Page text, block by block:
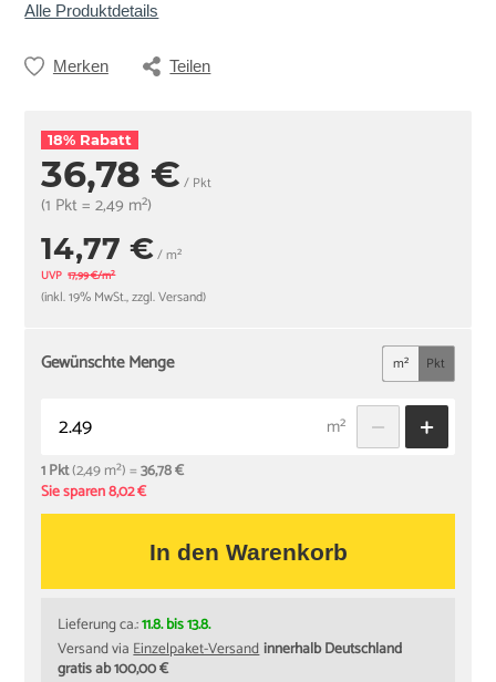
Alle Produktdetails
Merken Teilen
18% Rabatt
36,78 € / Pkt
(1 Pkt = 2,49 m²)
14,77 €/ m²
UVP 17,99 €/m²
(inkl. 19% MwSt., zzgl. Versand)
Gewünschte Menge m² Pkt
m²
1 Pkt(2,49 m²) =36,78 €
Sie sparen 8,02 €
In den Warenkorb
Lieferung ca.:11.8. bis 13.8.
Versand viaEinzelpaket-Versandinnerhalb Deutschland
gratis ab 100,00 €